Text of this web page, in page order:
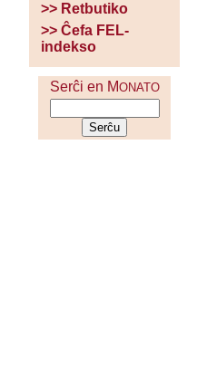
>> Retbutiko
>> Ĉefa FEL-
indekso
Serĉi en MONATO